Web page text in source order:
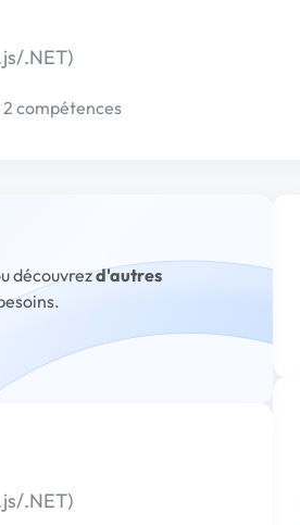
.NET)
2 compétences
découvrezd'autres
.NET)